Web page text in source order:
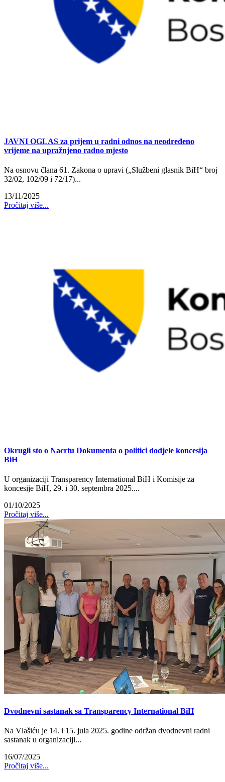
JAVNI OGLAS za prijem u radni odnos na neodređeno
vrijeme na upražnjeno radno mjesto
Na osnovu člana 61. Zakona o upravi („Službeni glasnik BiH“ broj
32/02, 102/09 i 72/17)...
13/11/2025
Pročitaj više...
Okrugli sto o Nacrtu Dokumenta o politici dodjele koncesija
BiH
U organizaciji Transparency International BiH i Komisije za
koncesije BiH, 29. i 30. septembra 2025....
01/10/2025
Pročitaj više...
Dvodnevni sastanak sa Transparency International BiH
Na Vlašiću je 14. i 15. jula 2025. godine održan dvodnevni radni
sastanak u organizaciji...
16/07/2025
Pročitaj više...